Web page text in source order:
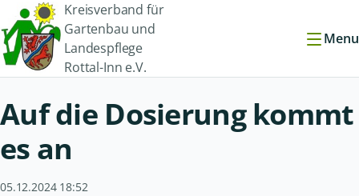
Kreisverband für
Gartenbau und
Landespflege
Rottal-Inn e.V.
Menu
Auf die Dosierung kommt
es an
05.12.2024 18:52